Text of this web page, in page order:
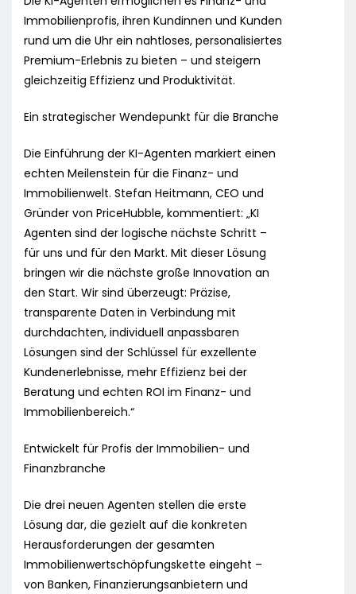
Immobilienprofis, ihren Kundinnen und Kunden
rund um die Uhr ein nahtloses, personalisiertes
Premium-Erlebnis zu bieten – und steigern
gleichzeitig Effizienz und Produktivität.
Ein strategischer Wendepunkt für die Branche
Die Einführung der KI-Agenten markiert einen
echten Meilenstein für die Finanz- und
Immobilienwelt. Stefan Heitmann, CEO und
Gründer von PriceHubble, kommentiert: „KI
Agenten sind der logische nächste Schritt –
für uns und für den Markt. Mit dieser Lösung
bringen wir die nächste große Innovation an
den Start. Wir sind überzeugt: Präzise,
transparente Daten in Verbindung mit
durchdachten, individuell anpassbaren
Lösungen sind der Schlüssel für exzellente
Kundenerlebnisse, mehr Effizienz bei der
Beratung und echten ROI im Finanz- und
Immobilienbereich.“
Entwickelt für Profis der Immobilien- und
Finanzbranche
Die drei neuen Agenten stellen die erste
Lösung dar, die gezielt auf die konkreten
Herausforderungen der gesamten
Immobilienwertschöpfungskette eingeht –
von Banken, Finanzierungsanbietern und